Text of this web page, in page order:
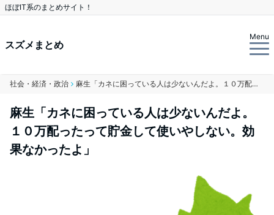
ほぼIT系のまとめサイト！
スズメまとめ
Menu
社会・経済・政治 麻生「カネに困っている人は少ないんだよ。１０万配ったって貯金して使いやしない。効果なかったよ」
麻生「カネに困っている人は少ないんだよ。
１０万配ったって貯金して使いやしない。効
果なかったよ」